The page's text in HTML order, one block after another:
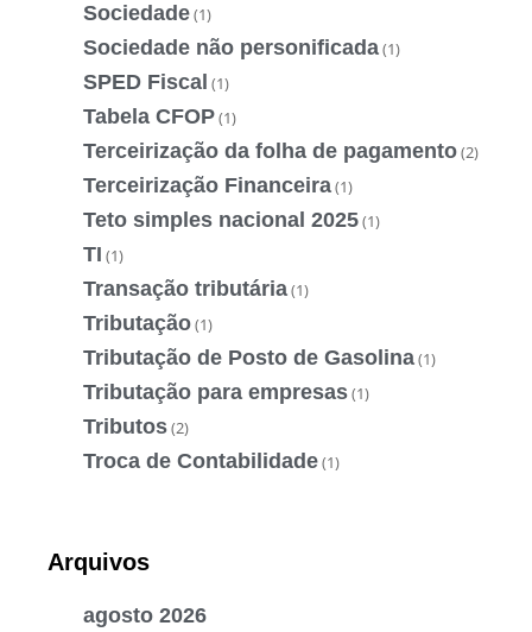
Sociedade(1)
Sociedade não personificada(1)
SPED Fiscal (1)
Tabela CFOP(1)
Terceirização da folha de pagamento(2)
Terceirização Financeira(1)
Teto simples nacional 2025(1)
TI (1)
Transação tributária(1)
Tributação(1)
Tributação de Posto de Gasolina(1)
Tributação para empresas(1)
Tributos(2)
Troca de Contabilidade(1)
Arquivos
agosto 2026